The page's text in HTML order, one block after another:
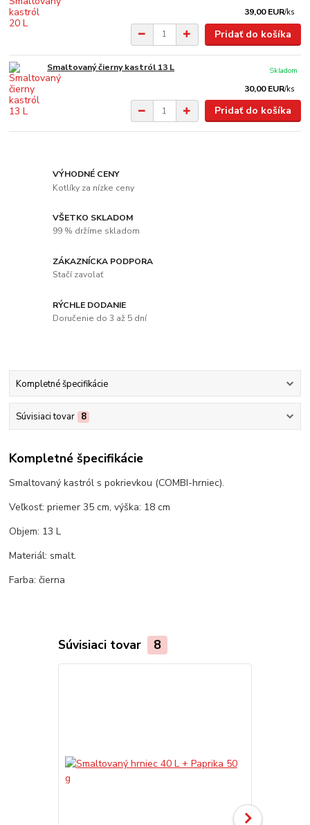
39,00 EUR/ks
Pridať do košíka
Smaltovaný čierny kastról 13 L
30,00 EUR/ks
Skladom
Pridať do košíka
VÝHODNÉ CENY
Kotlíky za nízke ceny
VŠETKO SKLADOM
99 % držíme skladom
ZÁKAZNÍCKA PODPORA
Stačí zavolať
RÝCHLE DODANIE
Doručenie do 3 až 5 dní
Kompletné špecifikácie
Súvisiaci tovar 8
Kompletné špecifikácie
Smaltovaný kastról s pokrievkou (COMBI-hrniec).
Veľkosť: priemer 35 cm, výška: 18 cm
Objem: 13 L
Materiál: smalt.
Farba: čierna
Súvisiaci tovar 8